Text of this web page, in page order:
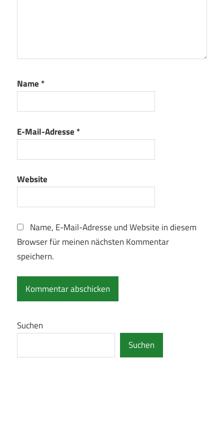
Name *
E-Mail-Adresse *
Website
Name, E-Mail-Adresse und Website in diesem
Browser für meinen nächsten Kommentar
speichern.
Suchen
Suchen